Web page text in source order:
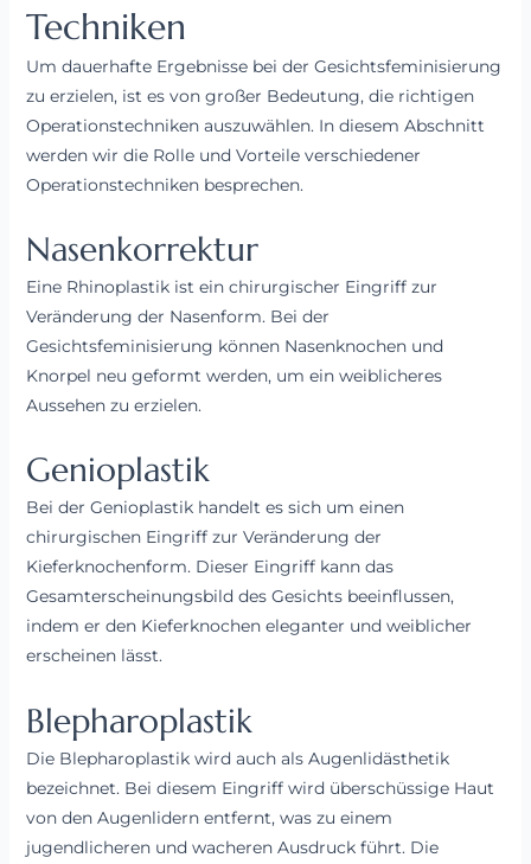
Techniken
Um dauerhafte Ergebnisse bei der Gesichtsfeminisierung
zu erzielen, ist es von großer Bedeutung, die richtigen
Operationstechniken auszuwählen. In diesem Abschnitt
werden wir die Rolle und Vorteile verschiedener
Operationstechniken besprechen.
Nasenkorrektur
Eine Rhinoplastik ist ein chirurgischer Eingriff zur
Veränderung der Nasenform. Bei der
Gesichtsfeminisierung können Nasenknochen und
Knorpel neu geformt werden, um ein weiblicheres
Aussehen zu erzielen.
Genioplastik
Bei der Genioplastik handelt es sich um einen
chirurgischen Eingriff zur Veränderung der
Kieferknochenform. Dieser Eingriff kann das
Gesamterscheinungsbild des Gesichts beeinflussen,
indem er den Kieferknochen eleganter und weiblicher
erscheinen lässt.
Blepharoplastik
Die Blepharoplastik wird auch als Augenlidästhetik
bezeichnet. Bei diesem Eingriff wird überschüssige Haut
von den Augenlidern entfernt, was zu einem
jugendlicheren und wacheren Ausdruck führt. Die